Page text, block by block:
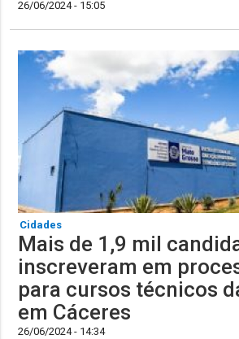
26/06/2024 - 15:05
Cidades
​Mais de 1,9 mil
inscreveram em
para cursos técnicos
em Cáceres
26/06/2024 - 14:34